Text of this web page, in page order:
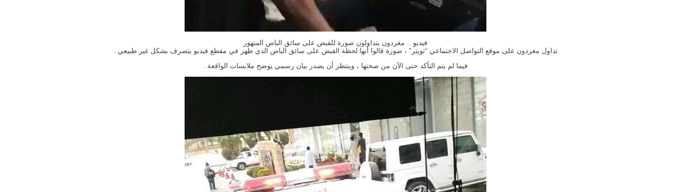
فيديو .. مغردون يتداولون صورة للقبض على سائق الباص المتهور
تداول مغردون على موقع التواصل الاجتماعي “تويتر” ، صورة قالوا أنها لحظة القبض على سائق الباص الذي ظهر في مقطع فيديو يتصرف بشكل غير طبيعي .
فيما لم يتم التأكد حتى الآن من صحتها ، وينتظر أن يصدر بيان رسمي يوضح ملابسات الواقعة .